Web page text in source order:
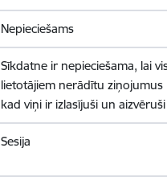
Nepieciešams
Sīkdatne ir nepieciešama, lai
lietotājiem nerādītu ziņojumus
kad viņi ir izlasījuši un
Sesija